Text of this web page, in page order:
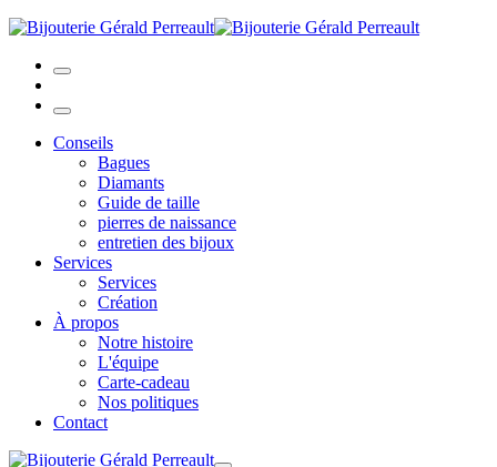
Conseils
Bagues
Diamants
Guide de taille
pierres de naissance
entretien des bijoux
Services
Services
Création
À propos
Notre histoire
L'équipe
Carte-cadeau
Nos politiques
Contact